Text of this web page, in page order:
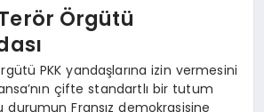
Örgütü
PKK yandaşlarına izin vermesini
çifte standartlı bir tutum
durumun Fransız demokrasisine